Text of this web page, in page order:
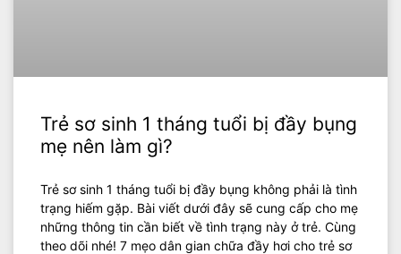
Trẻ sơ sinh 1 tháng tuổi bị đầy bụng
mẹ nên làm gì?
Trẻ sơ sinh 1 tháng tuổi bị đầy bụng không phải là tình
trạng hiếm gặp. Bài viết dưới đây sẽ cung cấp cho mẹ
những thông tin cần biết về tình trạng này ở trẻ. Cùng
theo dõi nhé! 7 mẹo dân gian chữa đầy hơi cho trẻ sơ